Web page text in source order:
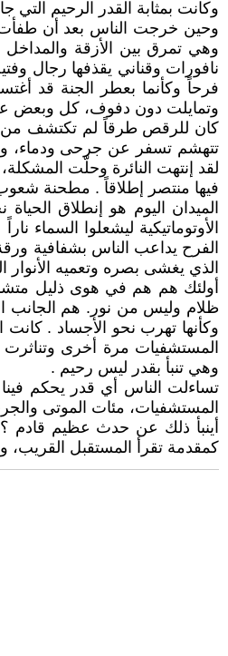
وكانت بمثابة القدر الرحيم التي
وهي تمرق بين الأزقة والمداخل
نافورات وقناني يقذفها رجال
فرحاً وكأنما بعطر الجنة قد
وتمايلت دون دفوف، كل وبعض
كان للرقص طرقاً لم تكتشف من
تتهشم تسفر عن جرحى ودماء،
لقد إنتهت النائرة وحلّت
فيها منتصر إطلاقاً . مطحنة
الميدان اليوم هو إنطلاق
الأوتوماتيكية ليشعلوا
الفرح يداعب الناس بشفافية
الذي يغشى بصره وتعميه الأنوار
أولئك هم هم في هوى ذليل
ظلام وليس من نور. هم الجانب
وكأنها تهرب نحو الأجساد .
المستشفيات مرة أخرى
وهي تنبأ بقدر ليس رحيم .
تساءلت الناس أي قدر يحكم
المستشفيات، مئات الموتى
أينبأ ذلك عن حدث عظيم قادم
كمقدمة تقرأ المستقبل القريب،